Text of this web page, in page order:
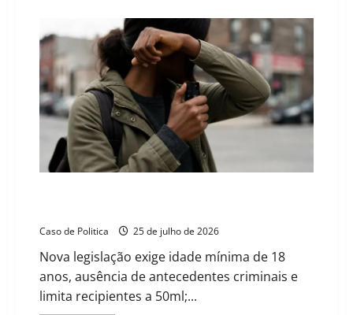
Último
Tango:
Justiça
condena
três
vereadores
e
ex-
parlamentar
à
prisão
em
Correntina
Caso de Politica 25 de julho de 2026
Nova legislação exige idade mínima de 18
anos, ausência de antecedentes criminais e
limita recipientes a 50ml;...